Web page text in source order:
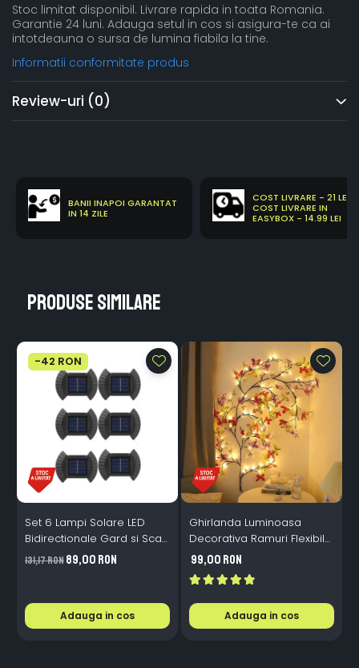
Stoc limitat disponibil. Livrare rapida in toata Romania.
Garantie 24 luni. Adauga setul in cos si asigura-te ca ai
intotdeauna o sursa de lumina fiabila la tine.
Informatii conformitate produs
Review-uri (0)
BANII INAPOI GARANTAT
IN 14 ZILE
COST LIVRARE - 21 LEI
COST LIVRARE IN
EASYBOX - 14.99 LEI
Produse similare
-42 RON
Set 6 Lampi Solare LED
Bidirectionale Gard si Scari
- 200mAh, IP65, Alb Cald,
Senzor Automat
131,17 RON89,00 RON
Adauga in cos
Ghirlanda Luminoasa
Decorativa Ramuri Flexibile
1.6m 72 LED USB
Telecomanda
99,00 RON
Adauga in cos